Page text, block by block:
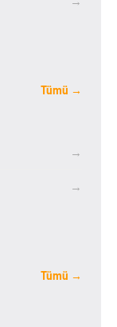
Tümü →
→
→
Tümü →